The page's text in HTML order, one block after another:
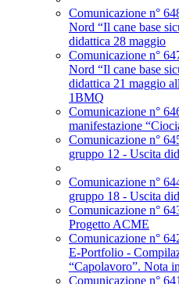
Comunicazione n°
Nord “Il cane base
didattica 28 maggio
Comunicazione n°
Nord “Il cane base
didattica 21 maggio
1BMQ
Comunicazione n°
manifestazione
Comunicazione n°
gruppo 12 - Uscita
Comunicazione n°
gruppo 18 - Uscita
Comunicazione n°
Progetto ACME
Comunicazione n°
E-Portfolio -
“Capolavoro”. Nota
Comunicazione n°